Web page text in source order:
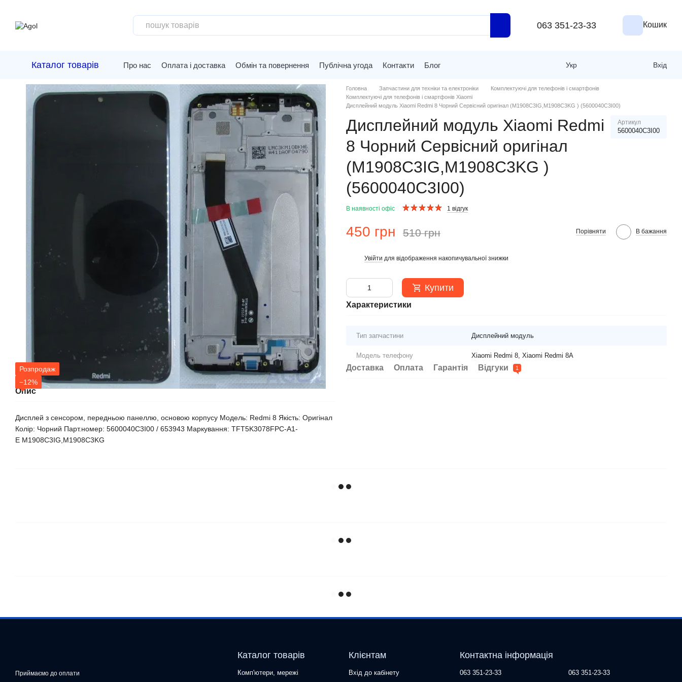
063 351-23-33 Кошик
Каталог товарів Про нас Оплата і доставка Обмін та повернення Публічна угода Контакти Блог Укр Вхід
Розпродаж
−12%
Опис
Дисплей з сенсором, передньою панеллю, основою корпусу Модель: Redmi 8 Якість: Оригінал
Колір: Чорний Парт.номер: 5600040C3I00 / 653943 Маркування: TFT5K3078FPC-A1-
E M1908C3IG,M1908C3KG
Головна Запчастини для техніки та електроніки
Комплектуючі для телефонів і смартфонів
Комплектуючі для телефонів і смартфонів Xiaomi
Дисплейний модуль Xiaomi Redmi 8 Чорний Сервісний оригінал (M1908C3IG,M1908C3KG ) (5600040C3I00)
Дисплейний модуль Xiaomi Redmi
8 Чорний Сервісний оригінал
(M1908C3IG,M1908C3KG )
(5600040C3I00)
Артикул
5600040C3I00
В наявності офіс 1 відгук
450 грн 510 грн Порівняти В бажання
Увійти для відображення накопичувальної знижки
Купити
Характеристики
Тип запчастини Дисплейний модуль
Модель телефону Xiaomi Redmi 8, Xiaomi Redmi 8A
Доставка Оплата Гарантія Відгуки 1
Приймаємо до оплати
Каталог товарів
Комп'ютери, мережі
Клієнтам
Вхід до кабінету
Контактна інформація
063 351-23-33 063 351-23-33